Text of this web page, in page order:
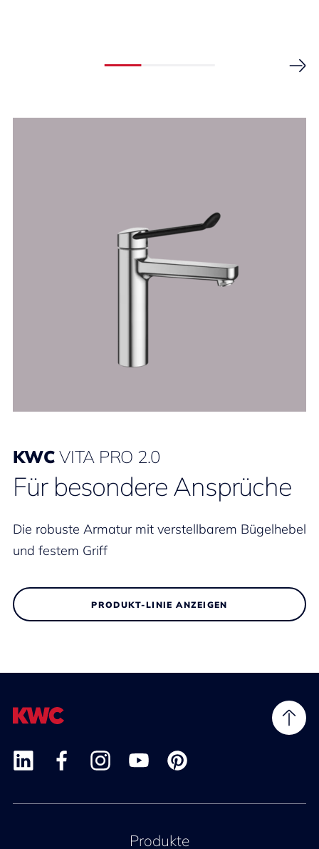
KWCVITA PRO 2.0
Für besondere Ansprüche
Die robuste Armatur mit verstellbarem Bügelhebel
und festem Griff
PRODUKT-LINIE ANZEIGEN
Produkte